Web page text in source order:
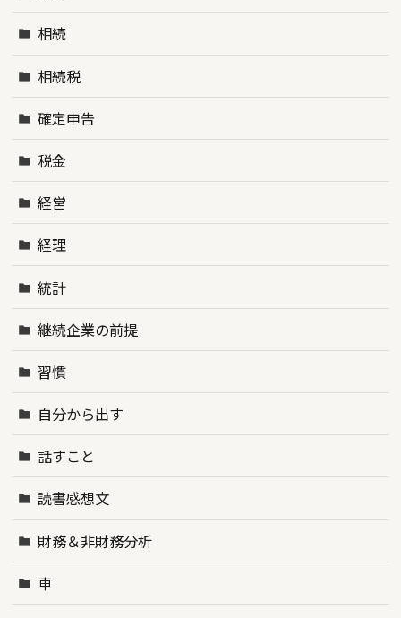
相続
相続税
確定申告
税金
経営
経理
統計
継続企業の前提
習慣
自分から出す
話すこと
読書感想文
財務＆非財務分析
車